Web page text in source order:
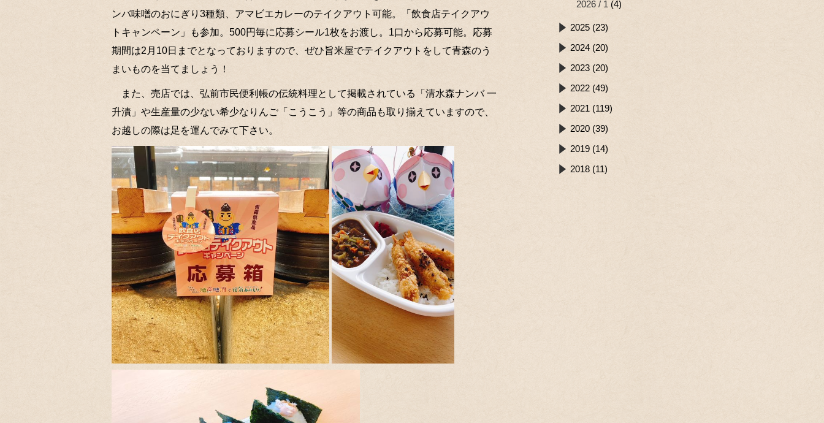
ンバ味噌のおにぎり3種類、アマビエカレーのテイクアウト可能。「飲食店テイクアウ
トキャンペーン」も参加。500円毎に応募シール1枚をお渡し。1口から応募可能。応募
期間は2月10日までとなっておりますので、ぜひ旨米屋でテイクアウトをして青森のう
まいものを当てましょう！
また、売店では、弘前市民便利帳の伝統料理として掲載されている「清水森ナンバ 一
升漬」や生産量の少ない希少なりんご「こうこう」等の商品も取り揃えていますので、
お越しの際は足を運んでみて下さい。
2026 / 1 (4)
2025 (23)
2024 (20)
2023 (20)
2022 (49)
2021 (119)
2020 (39)
2019 (14)
2018 (11)